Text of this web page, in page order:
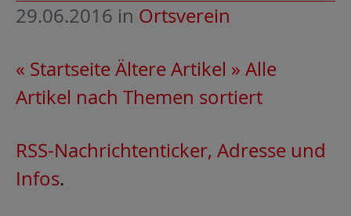
29.06.2016 in Ortsverein
« StartseiteÄltere Artikel » Alle
Artikel nach Themen sortiert
RSS-Nachrichtenticker, Adresse und
Infos.